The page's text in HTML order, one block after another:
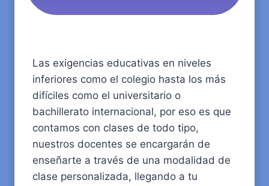
Las exigencias educativas en niveles
inferiores como el colegio hasta los más
difíciles como el universitario o
bachillerato internacional, por eso es que
contamos con clases de todo tipo,
nuestros docentes se encargarán de
enseñarte a través de una modalidad de
clase personalizada, llegando a tu